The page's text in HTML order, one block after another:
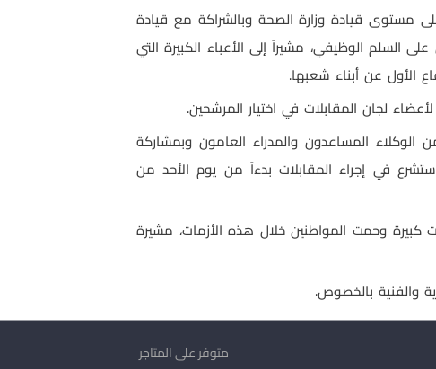
مستوى قيادة وزارة الصحة وبالشراكة مع قيادة
السلم الوظيفي، مشيراً إلى الأعباء الكبيرة التي
الأول عن أبناء شعبها.
لجان المقابلات في اختيار المرشحين.
في وزارة الصحة أ. محمود حماد إنه تم تشكيل 31 لجنة مقابلات من الوكلاء المساعدون والمدراء العامون وبمشاركة
ستشرع في إجراء المقابلات بدءاً من يوم الأحد من
كبيرة وحمت المواطنين خلال هذه الأزمات، مشيرة
والفنية بالخصوص.
متوفر على المتاجر